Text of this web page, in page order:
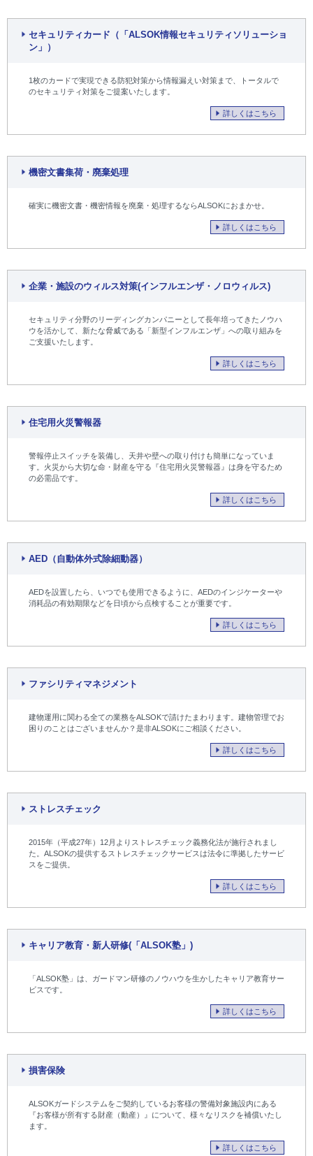
セキュリティカード（「ALSOK情報セキュリティソリューショ
ン」）
1枚のカードで実現できる防犯対策から情報漏えい対策まで、トータルで
のセキュリティ対策をご提案いたします。
詳しくはこちら
機密文書集荷・廃棄処理
確実に機密文書・機密情報を廃棄・処理するならALSOKにおまかせ。
詳しくはこちら
企業・施設のウィルス対策(インフルエンザ・ノロウィルス)
セキュリティ分野のリーディングカンパニーとして長年培ってきたノウハ
ウを活かして、新たな脅威である「新型インフルエンザ」への取り組みを
ご支援いたします。
詳しくはこちら
住宅用火災警報器
警報停止スイッチを装備し、天井や壁への取り付けも簡単になっていま
す。火災から大切な命・財産を守る『住宅用火災警報器』は身を守るため
の必需品です。
詳しくはこちら
AED（自動体外式除細動器）
AEDを設置したら、いつでも使用できるように、AEDのインジケーターや
消耗品の有効期限などを日頃から点検することが重要です。
詳しくはこちら
ファシリティマネジメント
建物運用に関わる全ての業務をALSOKで請けたまわります。建物管理でお
困りのことはございませんか？是非ALSOKにご相談ください。
詳しくはこちら
ストレスチェック
2015年（平成27年）12月よりストレスチェック義務化法が施行されまし
た。ALSOKの提供するストレスチェックサービスは法令に準拠したサービ
スをご提供。
詳しくはこちら
キャリア教育・新人研修(「ALSOK塾」)
「ALSOK塾」は、ガードマン研修のノウハウを生かしたキャリア教育サー
ビスです。
詳しくはこちら
損害保険
ALSOKガードシステムをご契約しているお客様の警備対象施設内にある
『お客様が所有する財産（動産）』について、様々なリスクを補償いたし
ます。
詳しくはこちら